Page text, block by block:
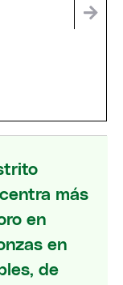
más
en
en
de